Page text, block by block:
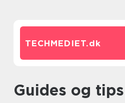
TECHMEDIET.dk
Guides og tips